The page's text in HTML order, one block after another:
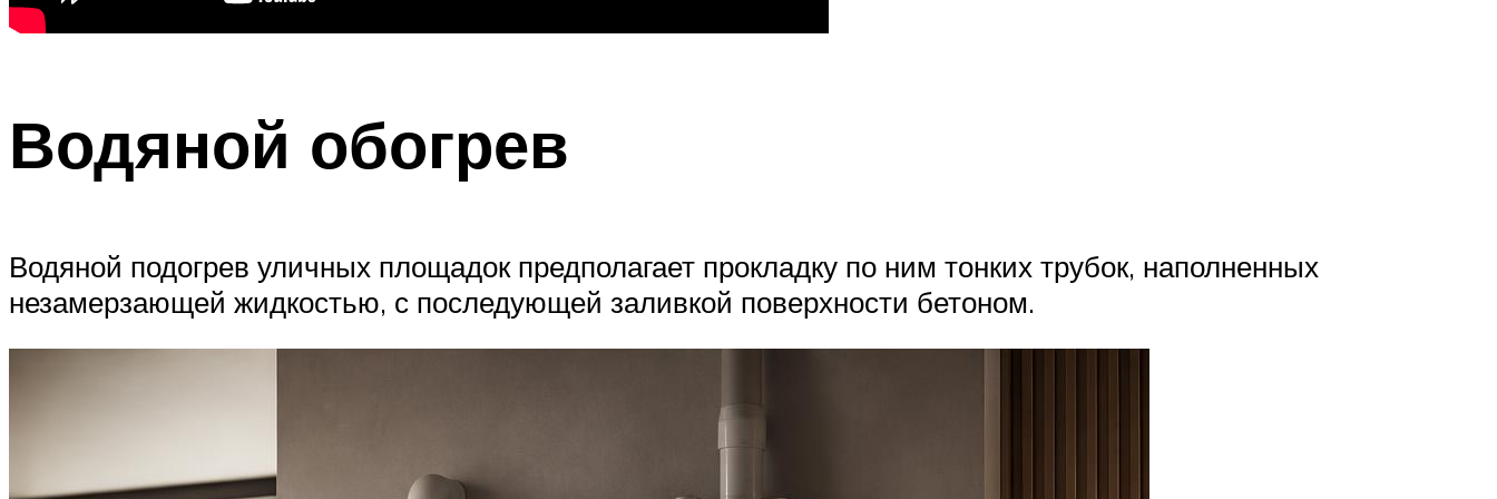
Водяной обогрев
Водяной подогрев уличных площадок предполагает прокладку по ним тонких трубок, наполненных
незамерзающей жидкостью, с последующей заливкой поверхности бетоном.